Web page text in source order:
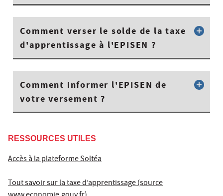
Comment verser le solde de la taxe
d'apprentissage à l'EPISEN ?
Comment informer l'EPISEN de
votre versement ?
RESSOURCES UTILES
Accès à la plateforme Soltéa
Tout savoir sur la taxe d’apprentissage (source